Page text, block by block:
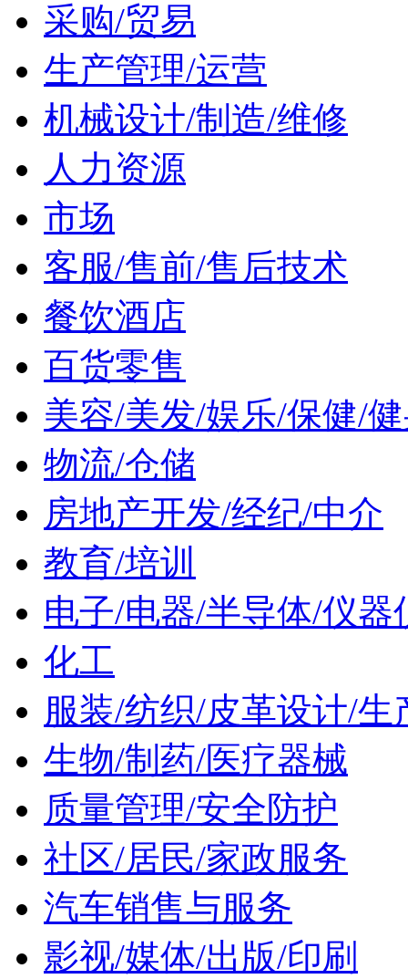
采购/贸易
生产管理/运营
机械设计/制造/维修
人力资源
市场
客服/售前/售后技术
餐饮酒店
百货零售
美容/美发/娱乐/保健/
物流/仓储
房地产开发/经纪/中介
教育/培训
电子/电器/半导体/仪器
化工
服装/纺织/皮革设计/生
生物/制药/医疗器械
质量管理/安全防护
社区/居民/家政服务
汽车销售与服务
影视/媒体/出版/印刷